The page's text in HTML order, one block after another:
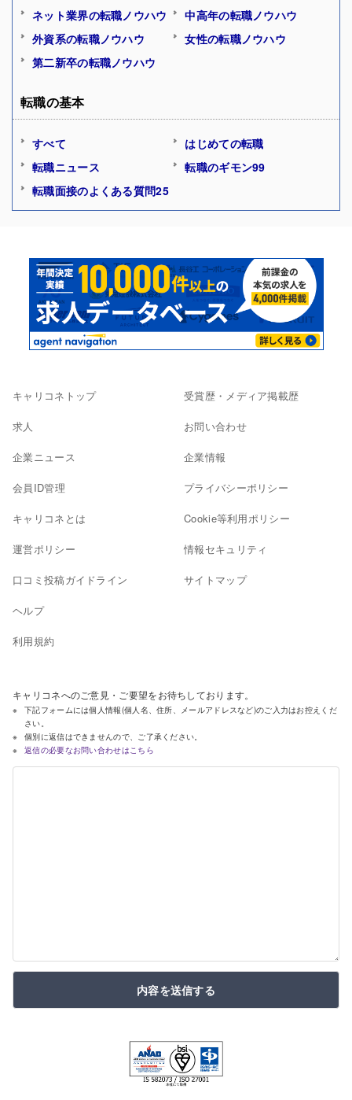
ネット業界の転職ノウハウ
中高年の転職ノウハウ
外資系の転職ノウハウ
女性の転職ノウハウ
第二新卒の転職ノウハウ
転職の基本
すべて
はじめての転職
転職ニュース
転職のギモン99
転職面接のよくある質問25
キャリコネトップ
求人
企業ニュース
会員ID管理
キャリコネとは
運営ポリシー
口コミ投稿ガイドライン
ヘルプ
利用規約
受賞歴・メディア掲載歴
お問い合わせ
企業情報
プライバシーポリシー
Cookie等利用ポリシー
情報セキュリティ
サイトマップ
キャリコネへのご意見・ご要望をお待ちしております。
下記フォームには個人情報(個人名、住所、メールアドレスなど)のご入力はお控えくだ
さい。
個別に返信はできませんので、ご了承ください。
返信の必要なお問い合わせはこちら
内容を送信する